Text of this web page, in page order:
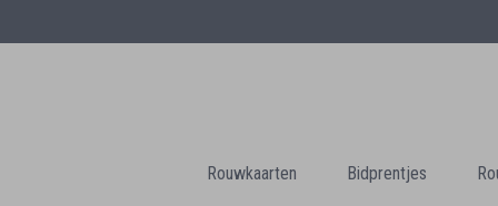
Rouwkaarten Bidprentjes